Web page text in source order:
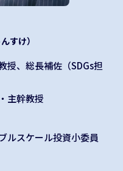
すけ）
、総長補佐（SDGs担
主幹教授
ルスケール投資小委員